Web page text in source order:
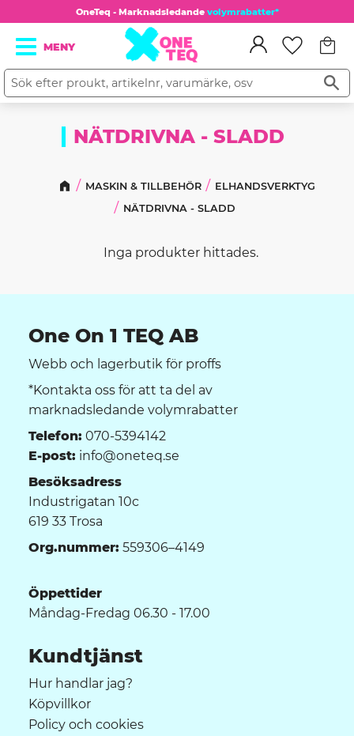
Meny
OneTeq - Marknadsledande volymrabatter*
NÄTDRIVNA - SLADD
MASKIN & TILLBEHÖR
ELHANDSVERKTYG
NÄTDRIVNA - SLADD
Inga produkter hittades.
One On 1 TEQ AB
Webb och lagerbutik för proffs
*Kontakta oss för att ta del av
marknadsledande volymrabatter
Telefon: 070-5394142
E-post: info@oneteq.se
Besöksadress
Industrigatan 10c
619 33 Trosa
Org.nummer: 559306–4149
Öppettider
Måndag-Fredag 06.30 - 17.00
Kundtjänst
Hur handlar jag?
Köpvillkor
Policy och cookies